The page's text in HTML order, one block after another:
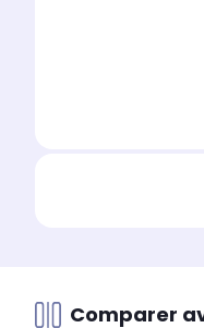
Comparer